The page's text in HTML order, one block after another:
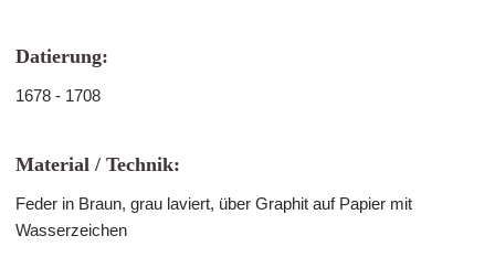
Datierung:
1678 - 1708
Material / Technik:
Feder in Braun, grau laviert, über Graphit auf Papier mit
Wasserzeichen